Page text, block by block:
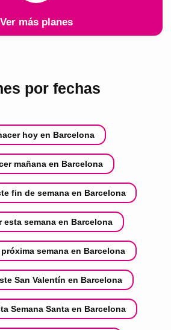
Ver más planes
por fechas
hoy en Barcelona
mañana en Barcelona
fin de semana en Barcelona
esta semana en Barcelona
semana en Barcelona
San Valentín en Barcelona
Semana Santa en Barcelona